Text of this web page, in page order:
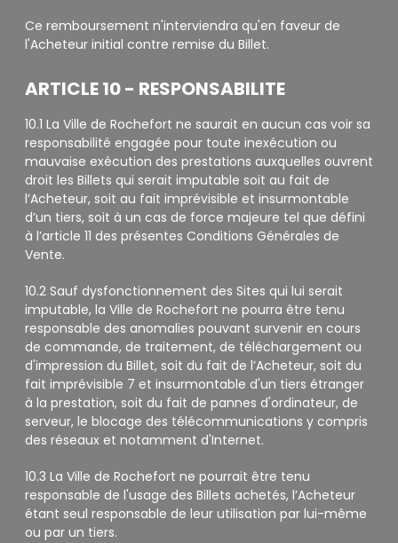
Ce remboursement n'interviendra qu'en faveur de
l'Acheteur initial contre remise du Billet.
ARTICLE 10 - RESPONSABILITE
10.1 La Ville de Rochefort ne saurait en aucun cas voir sa
responsabilité engagée pour toute inexécution ou
mauvaise exécution des prestations auxquelles ouvrent
droit les Billets qui serait imputable soit au fait de
l’Acheteur, soit au fait imprévisible et insurmontable
d’un tiers, soit à un cas de force majeure tel que défini
à l’article 11 des présentes Conditions Générales de
Vente.
10.2 Sauf dysfonctionnement des Sites qui lui serait
imputable, la Ville de Rochefort ne pourra être tenu
responsable des anomalies pouvant survenir en cours
de commande, de traitement, de téléchargement ou
d'impression du Billet, soit du fait de l’Acheteur, soit du
fait imprévisible 7 et insurmontable d'un tiers étranger
à la prestation, soit du fait de pannes d'ordinateur, de
serveur, le blocage des télécommunications y compris
des réseaux et notamment d'Internet.
10.3 La Ville de Rochefort ne pourrait être tenu
responsable de l'usage des Billets achetés, l’Acheteur
étant seul responsable de leur utilisation par lui-même
ou par un tiers.